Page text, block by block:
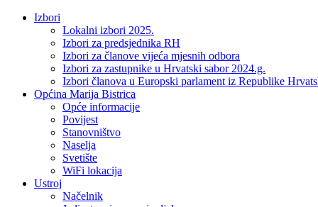
Izbori
Lokalni izbori 2025.
Izbori za predsjednika RH
Izbori za članove vijeća mjesnih odbora
Izbori za zastupnike u Hrvatski sabor 2024.g.
Izbori članova u Europski parlament iz Republike
Općina Marija Bistrica
Opće informacije
Povijest
Stanovništvo
Naselja
Svetište
WiFi lokacija
Ustroj
Načelnik